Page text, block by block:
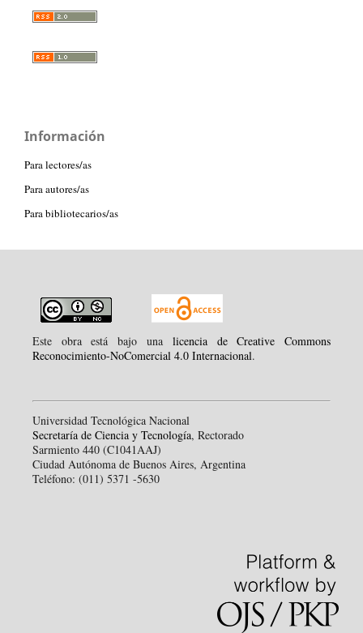
Información
Para lectores/as
Para autores/as
Para bibliotecarios/as
Este obra está bajo una licencia de Creative Commons
Reconocimiento-NoComercial 4.0 Internacional.
Universidad Tecnológica Nacional
Secretaría de Ciencia y Tecnología, Rectorado
Sarmiento 440 (C1041AAJ)
Ciudad Autónoma de Buenos Aires, Argentina
Teléfono: (011) 5371 -5630